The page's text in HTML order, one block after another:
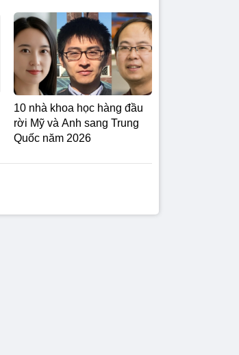
10 nhà khoa học hàng đầu
rời Mỹ và Anh sang Trung
Quốc năm 2026